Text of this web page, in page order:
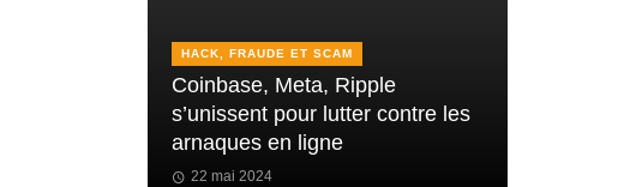
HACK, FRAUDE ET SCAM
Coinbase, Meta, Ripple
s’unissent pour lutter contre les
arnaques en ligne
22 mai 2024